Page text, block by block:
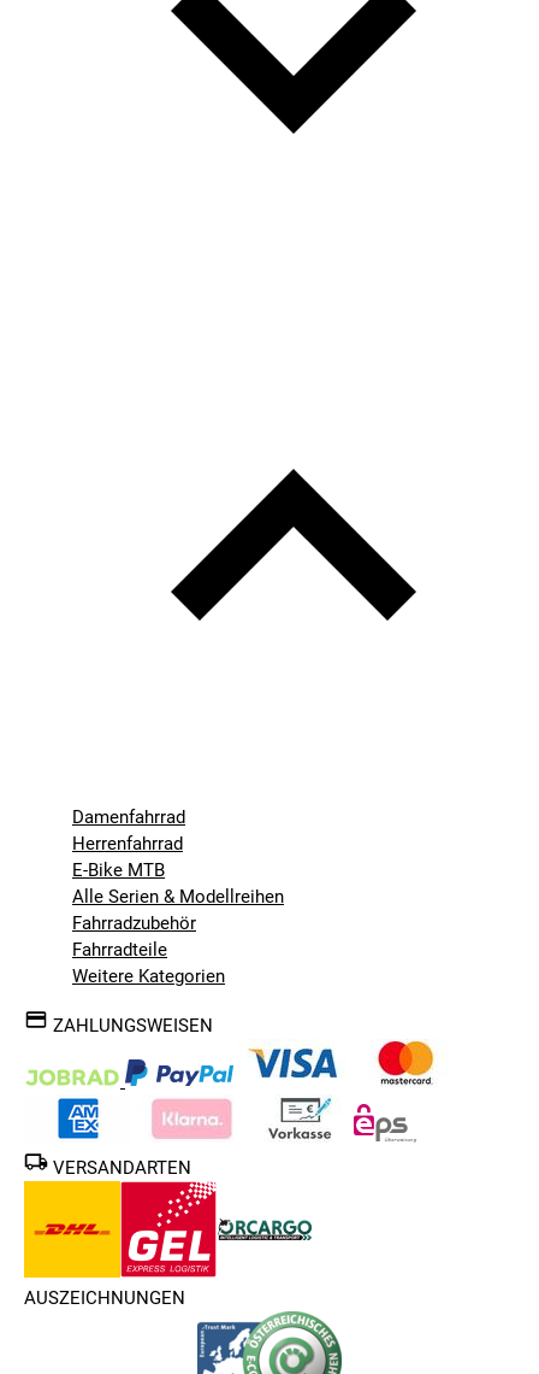
Damenfahrrad
Herrenfahrrad
E-Bike MTB
Alle Serien & Modellreihen
Fahrradzubehör
Fahrradteile
Weitere Kategorien
ZAHLUNGSWEISEN
VERSANDARTEN
AUSZEICHNUNGEN